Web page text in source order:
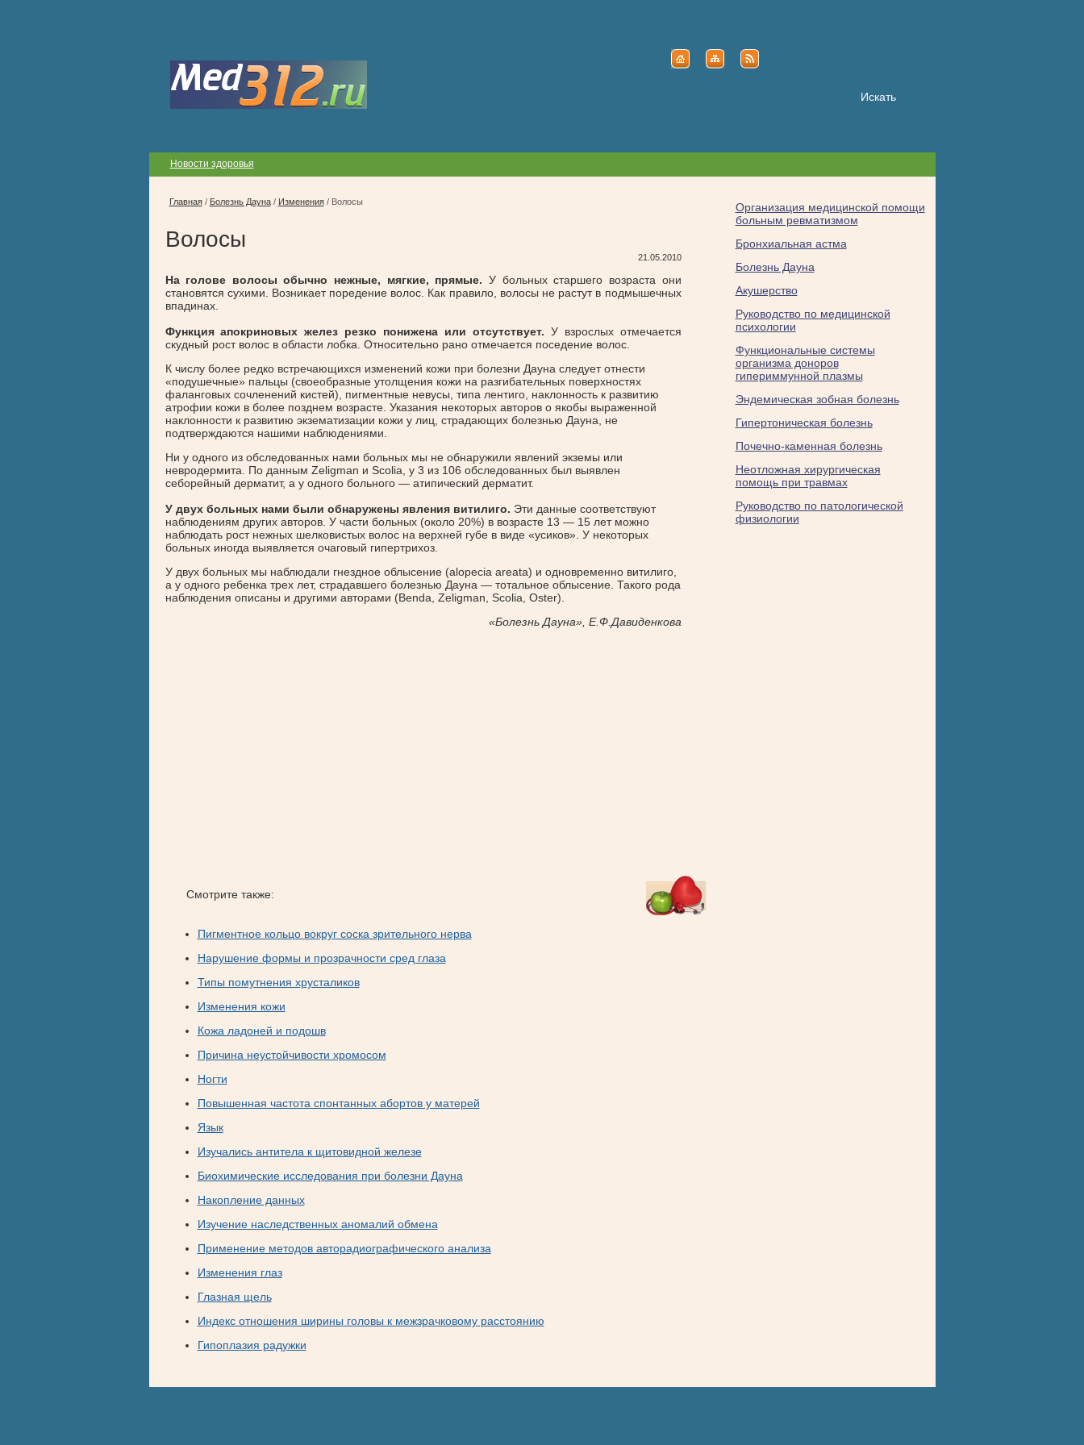
Новости здоровья
Главная/ Болезнь Дауна/ Изменения/ Волосы
Волосы
21.05.2010
На голове волосы обычно нежные, мягкие, прямые. У больных старшего возраста они
становятся сухими. Возникает поредение волос. Как правило, волосы не растут в подмышечных
впадинах.
Функция апокриновых желез резко понижена или отсутствует. У взрослых отмечается
скудный рост волос в области лобка. Относительно рано отмечается поседение волос.
К числу более редко встречающихся изменений кожи при болезни Дауна следует отнести
«подушечные» пальцы (своеобразные утолщения кожи на разгибательных поверхностях
фаланговых сочленений кистей), пигментные невусы, типа лентиго, наклонность к развитию
атрофии кожи в более позднем возрасте. Указания некоторых авторов о якобы выраженной
наклонности к развитию экзематизации кожи у лиц, страдающих болезнью Дауна, не
подтверждаются нашими наблюдениями.
Ни у одного из обследованных нами больных мы не обнаружили явлений экземы или
невродермита. По данным Zeligman и Scolia, у 3 из 106 обследованных был выявлен
себорейный дерматит, а у одного больного — атипический дерматит.
У двух больных нами были обнаружены явления витилиго. Эти данные соответствуют
наблюдениям других авторов. У части больных (около 20%) в возрасте 13 — 15 лет можно
наблюдать рост нежных шелковистых волос на верхней губе в виде «усиков». У некоторых
больных иногда выявляется очаговый гипертрихоз.
У двух больных мы наблюдали гнездное облысение (alopecia areata) и одновременно витилиго,
а у одного ребенка трех лет, страдавшего болезнью Дауна — тотальное облысение. Такого рода
наблюдения описаны и другими авторами (Benda, Zeligman, Scolia, Oster).
«Болезнь Дауна», Е.Ф.Давиденкова
Смотрите также:
Пигментное кольцо вокруг соска зрительного нерва
Нарушение формы и прозрачности сред глаза
Типы помутнения хрусталиков
Изменения кожи
Кожа ладоней и подошв
Причина неустойчивости хромосом
Ногти
Повышенная частота спонтанных абортов у матерей
Язык
Изучались антитела к щитовидной железе
Биохимические исследования при болезни Дауна
Накопление данных
Изучение наследственных аномалий обмена
Применение методов авторадиографического анализа
Изменения глаз
Глазная щель
Индекс отношения ширины головы к межзрачковому расстоянию
Гипоплазия радужки
Организация медицинской помощи
больным ревматизмом
Бронхиальная астма
Болезнь Дауна
Акушерство
Руководство по медицинской
психологии
Функциональные системы
организма доноров
гипериммунной плазмы
Эндемическая зобная болезнь
Гипертоническая болезнь
Почечно-каменная болезнь
Неотложная хирургическая
помощь при травмах
Руководство по патологической
физиологии